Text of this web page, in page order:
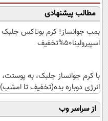
مطالب پیشنهادی
بمب جوانساز! کرم بوتاکس جلبک
اسپیرولینا50%تخفیف
با کرم جوانساز جلبک، به پوستت،
انرژی دوباره بده(تخفیف تا امشب)
از سراسر وب